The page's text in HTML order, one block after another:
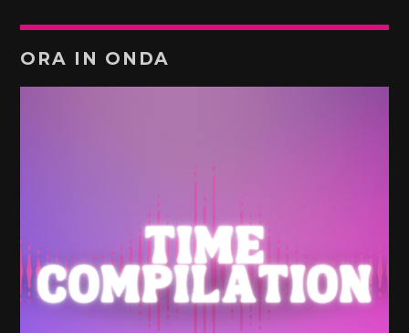
ORA IN ONDA